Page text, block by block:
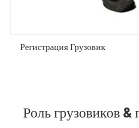
Регистрация Грузовик
Роль грузовиков &